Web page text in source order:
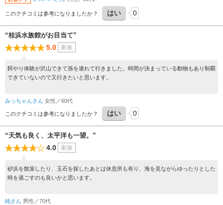
このクチコミは参考になりましたか？ はい 0
“桂浜水族館がお目当て”
5.0 家族
餌やり体験が沢山できて孫を連れて行きました。時間が決まっている動物もあり制覇
できていないので又行きたいと思います。
みっちゃんさん 女性／60代
このクチコミは参考になりましたか？ はい 0
“天気も良く、太平洋も一望。”
4.0 家族
砂浜を散策したり、玉石を探したあとは休息所も有り、海を見ながらゆったりとした
時を過ごすのも良いかと思います。
純さん 男性／70代